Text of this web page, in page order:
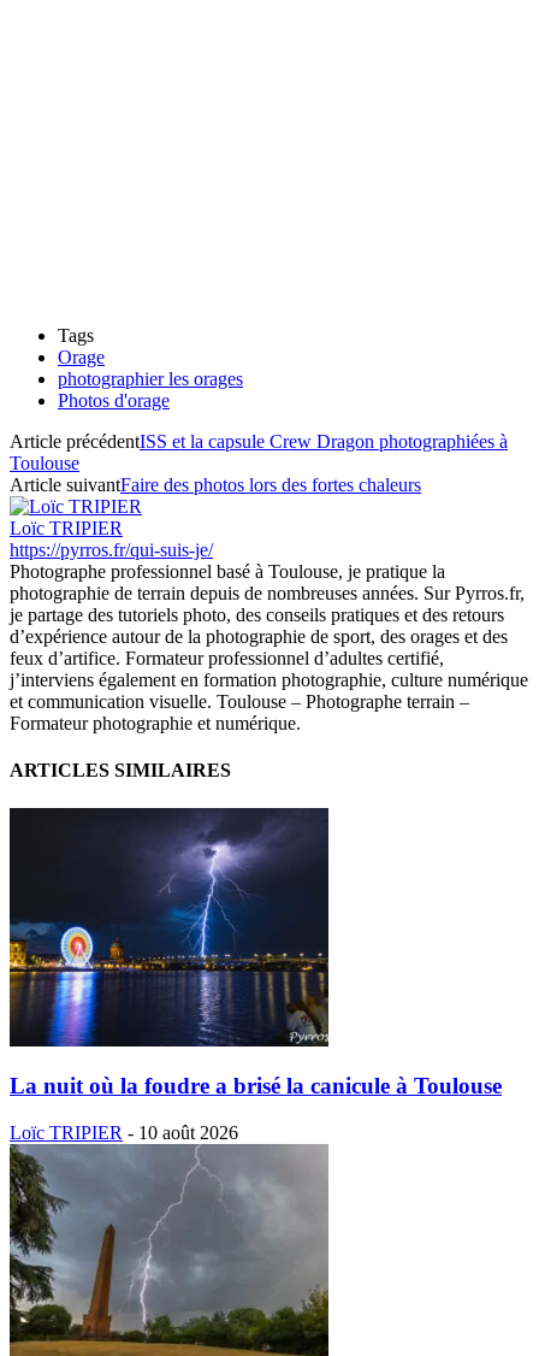
Tags
Orage
photographier les orages
Photos d'orage
Article précédentISS et la capsule Crew Dragon photographiées à
Toulouse
Article suivantFaire des photos lors des fortes chaleurs
Loïc TRIPIER
https://pyrros.fr/qui-suis-je/
Photographe professionnel basé à Toulouse, je pratique la
photographie de terrain depuis de nombreuses années. Sur Pyrros.fr,
je partage des tutoriels photo, des conseils pratiques et des retours
d’expérience autour de la photographie de sport, des orages et des
feux d’artifice. Formateur professionnel d’adultes certifié,
j’interviens également en formation photographie, culture numérique
et communication visuelle. Toulouse – Photographe terrain –
Formateur photographie et numérique.
ARTICLES SIMILAIRES
La nuit où la foudre a brisé la canicule à Toulouse
Loïc TRIPIER - 10 août 2026